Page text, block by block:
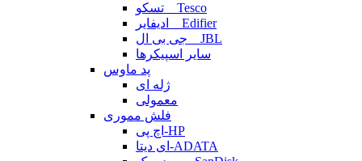
تسکو _ Tesco
ادیفایر _ Edifier
جی بی ال _ JBL
سایر اسپیکرها
پد ماوس
ژله ای
معمولی
فلش مموری
اچ پی-HP
ای دیتا-ADATA